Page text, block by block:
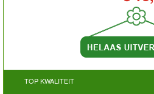
TOP KWALITEIT